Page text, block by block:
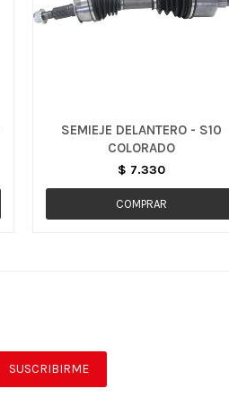
SEMIEJE DELANTERO - S10
COLORADO
$ 7.330
SUSCRIBIRME